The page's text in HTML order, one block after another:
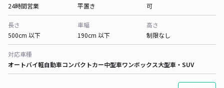
24時間営業
平置き
可
長さ
500cm 以下
車幅
190cm 以下
高さ
制限なし
対応車種
オートバイ軽自動車コンパクトカー中型車ワンボックス大型車・SUV